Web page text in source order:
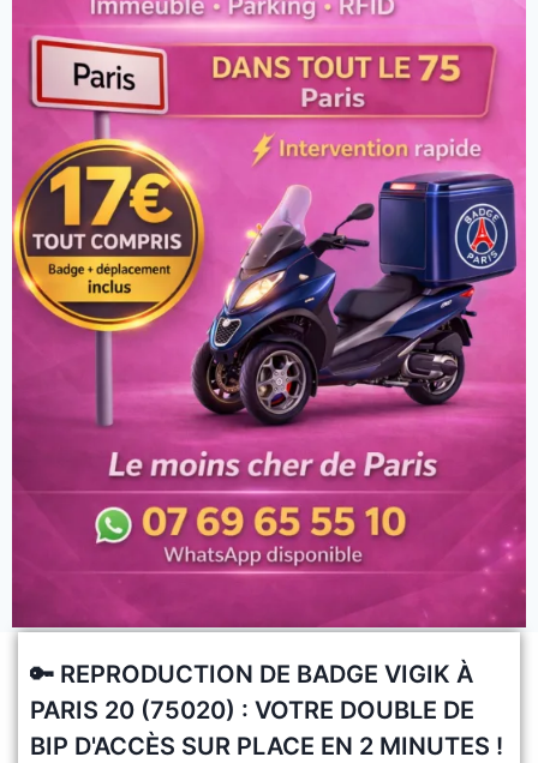
​🔑 REPRODUCTION DE BADGE VIGIK À
PARIS 20 (75020) : VOTRE DOUBLE DE
BIP D'ACCÈS SUR PLACE EN 2 MINUTES !